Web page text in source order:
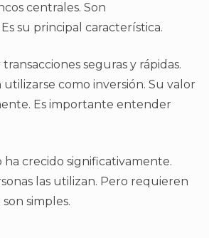
centrales. Son
su principal característica.
seguras y rápidas.
como inversión. Su valor
Es importante entender
ha crecido significativamente.
las utilizan. Pero requieren
simples.